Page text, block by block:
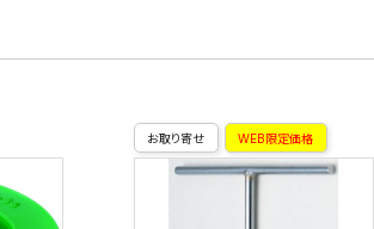
お取り寄せ WEB限定価格